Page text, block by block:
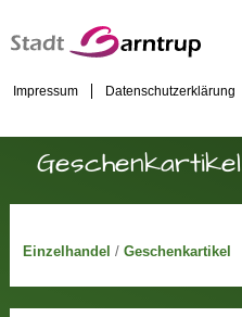
Impressum Datenschutzerklärung
Geschenkartikel
Einzelhandel/ Geschenkartikel